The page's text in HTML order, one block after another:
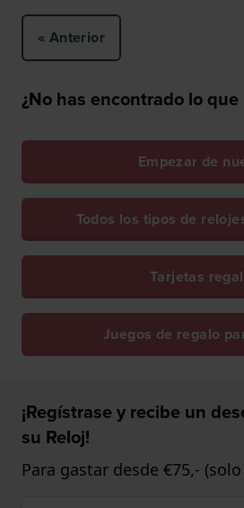
« Anterior
¿No has encontrado lo
Empezar de
Todos los tipos de
Tarjetas
Juegos de regalo
¡Regístrase y recibe un
su Reloj!
Para gastar desde €75,-